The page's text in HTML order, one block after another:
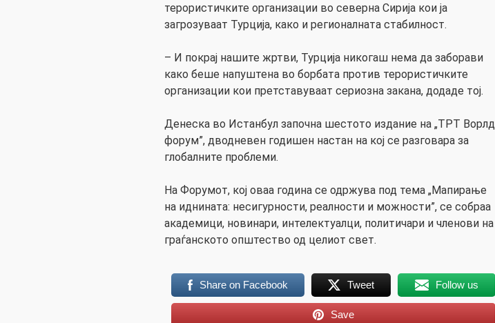
терористичките организации во северна Сирија кои ја
загрозуваат Турција, како и регионалната стабилност.
– И покрај нашите жртви, Турција никогаш нема да заборави
како беше напуштена во борбата против терористичките
организации кои претставуваат сериозна закана, додаде тој.
Денеска во Истанбул започна шестото издание на „ТРТ Ворлд
форум”, дводневен годишен настан на кој се разговара за
глобалните проблеми.
На Форумот, кој оваа година се одржува под тема „Мапирање
на иднината: несигурности, реалности и можности”, се собраа
академици, новинари, интелектуалци, политичари и членови на
граѓанското општество од целиот свет.
Share on Facebook Tweet Follow us
Save